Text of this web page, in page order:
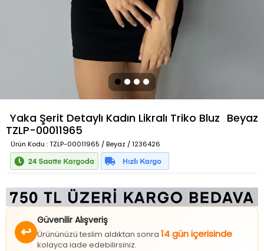
Yaka Şerit Detaylı Kadın Likralı Triko Bluz Beyaz
TZLP-00011965
Ürün Kodu : TZLP-00011965 / Beyaz / 1236426
↩
Güvenilir Alışveriş
Ürününüzü teslim aldıktan sonra 14 gün içerisinde
kolayca iade edebilirsiniz.